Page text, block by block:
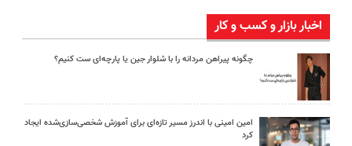
اخبار بازار و کسب و کار
چگونه پیراهن مردانه را با شلوار جین یا پارچه‌ای ست کنیم؟
امین امینی با اندرز مسیر تازه‌ای برای آموزش شخصی‌سازی‌شده ایجاد
کرد